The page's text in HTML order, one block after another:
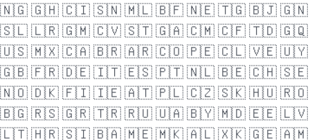
🇳🇬🇬🇭🇨🇮🇸🇳🇲🇱🇧🇫🇳🇪🇹🇬🇧🇯🇬🇳
🇸🇱🇱🇷🇬🇲🇨🇻🇸🇹🇬🇦🇨🇲🇨🇫🇹🇩🇬🇶
🇺🇸🇲🇽🇨🇦🇧🇷🇦🇷🇨🇴🇵🇪🇨🇱🇻🇪🇺🇾
🇬🇧🇫🇷🇩🇪🇮🇹🇪🇸🇵🇹🇳🇱🇧🇪🇨🇭🇸🇪
🇳🇴🇩🇰🇫🇮🇮🇪🇦🇹🇵🇱🇨🇿🇸🇰🇭🇺🇷🇴
🇧🇬🇷🇸🇬🇷🇹🇷🇷🇺🇺🇦🇧🇾🇲🇩🇪🇪🇱🇻
🇱🇹🇭🇷🇸🇮🇧🇦🇲🇪🇲🇰🇦🇱🇽🇰🇬🇪🇦🇲